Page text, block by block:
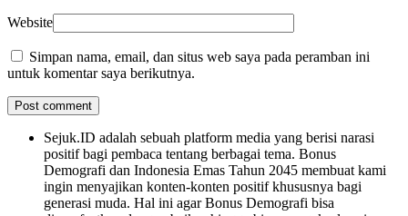
Website
Simpan nama, email, dan situs web saya pada peramban ini
untuk komentar saya berikutnya.
Sejuk.ID adalah sebuah platform media yang berisi narasi
positif bagi pembaca tentang berbagai tema. Bonus
Demografi dan Indonesia Emas Tahun 2045 membuat kami
ingin menyajikan konten-konten positif khususnya bagi
generasi muda. Hal ini agar Bonus Demografi bisa